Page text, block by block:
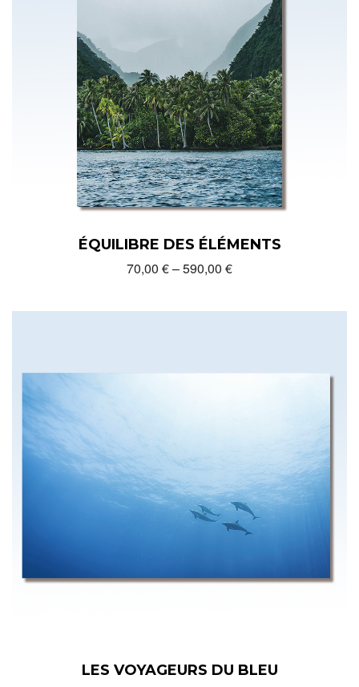
ÉQUILIBRE DES ÉLÉMENTS
70,00 €–590,00 €
LES VOYAGEURS DU BLEU